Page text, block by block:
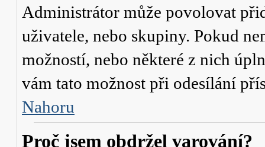
Administrátor může povolovat
uživatele, nebo skupiny. Pokud
možností, nebo některé z nich
vám tato možnost při odesílání
Nahoru
Proč jsem obdržel varování?